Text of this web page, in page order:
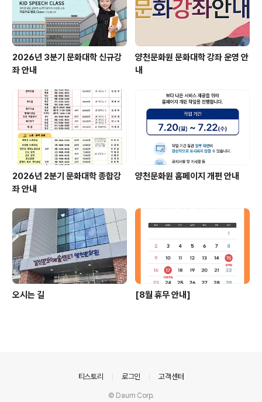
2026년 3분기 문화대학 신규강
좌 안내
양천문화원 문화대학 강좌 운영 안
내
2026년 2분기 문화대학 종합강
좌 안내
양천문화원 홈페이지 개편 안내
오시는 길 [8월 휴무 안내]
티스토리 로그인 고객센터
© Daum Corp.